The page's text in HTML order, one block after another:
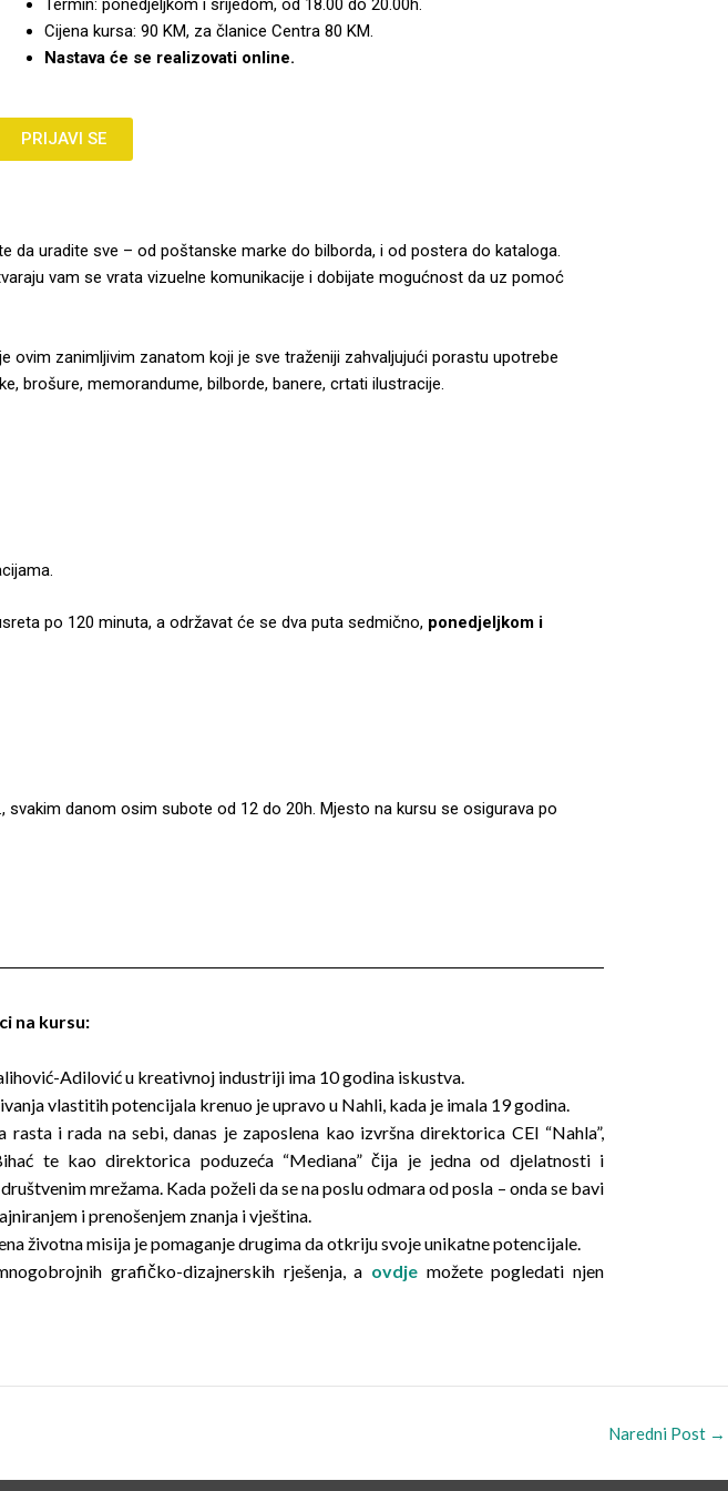
Termin: ponedjeljkom i srijedom, od 18.00 do 20.00h.
Cijena kursa: 90 KM, za članice Centra 80 KM.
Nastava će se realizovati online.
PRIJAVI SE
da uradite sve – od poštanske marke do bilborda, i od postera do kataloga.
vam se vrata vizuelne komunikacije i dobijate mogućnost da uz pomoć
ovim zanimljivim zanatom koji je sve traženiji zahvaljujući porastu upotrebe
brošure, memorandume, bilborde, banere, crtati ilustracije.
po 120 minuta, a održavat će se dva puta sedmično, ponedjeljkom i
svakim danom osim subote od 12 do 20h. Mjesto na kursu se osigurava po
na kursu:
Adilović u kreativnoj industriji ima 10 godina iskustva.
vlastitih potencijala krenuo je upravo u Nahli, kada je imala 19 godina.
rasta i rada na sebi, danas je zaposlena kao izvršna direktorica CEI “Nahla”,
te kao direktorica poduzeća “Mediana” čija je jedna od djelatnosti i
mrežama. Kada poželi da se na poslu odmara od posla – onda se bavi
i prenošenjem znanja i vještina.
životna misija je pomaganje drugima da otkriju svoje unikatne potencijale.
grafičko-dizajnerskih rješenja, a ovdjemožete pogledati njen
Naredni Post →